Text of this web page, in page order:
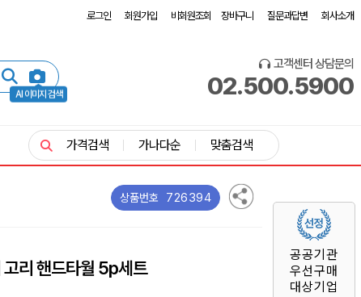
로그인 회원가입 비회원조회 장바구니 질문과답변 회사소개
AI 이미지 검색
고객센터 상담문의
02.500.5900
공공기관
우선구매
대상기업
가격검색 가나다순 맞춤검색
상품번호 726394
리 핸드타월 5p세트